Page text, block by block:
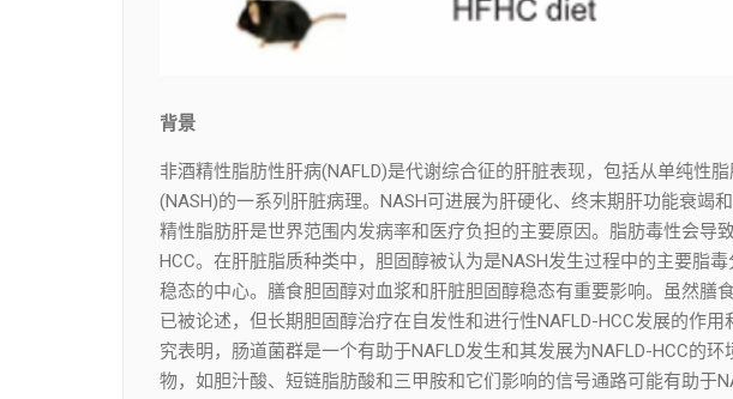
背景
非酒精性脂肪性肝病(NAFLD)是代谢综合征的肝脏表现，包括从单纯性
(NASH)的一系列肝脏病理。NASH可进展为肝硬化、终末期肝功能衰竭
精性脂肪肝是世界范围内发病率和医疗负担的主要原因。脂肪毒性会导
HCC。在肝脏脂质种类中，胆固醇被认为是NASH发生过程中的主要脂
稳态的中心。膳食胆固醇对血浆和肝脏胆固醇稳态有重要影响。虽然膳
已被论述，但长期胆固醇治疗在自发性和进行性NAFLD-HCC发展的作
究表明，肠道菌群是一个有助于NAFLD发生和其发展为NAFLD-HCC的
物，如胆汁酸、短链脂肪酸和三甲胺和它们影响的信号通路可能有助于